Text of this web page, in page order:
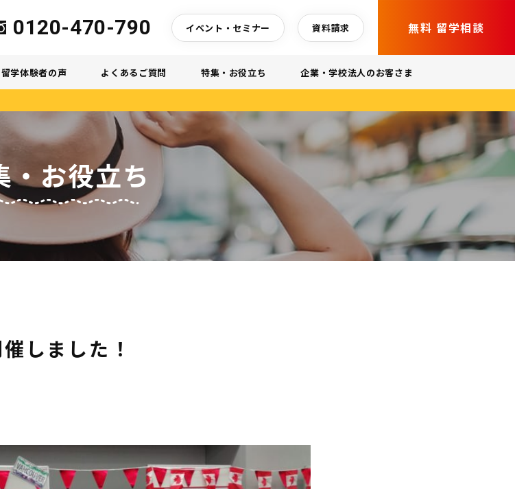
0120-470-790 イベント・セミナー 資料請求 無料 留学相談
留学体験者の声 よくあるご質問 特集・お役立ち 企業・学校法人のお客さま
・お役立ち
しました！